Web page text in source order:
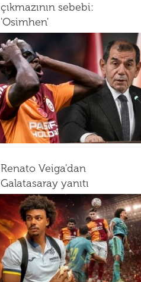
çıkmazının sebebi:
'Osimhen'
Renato Veiga'dan
Galatasaray yanıtı